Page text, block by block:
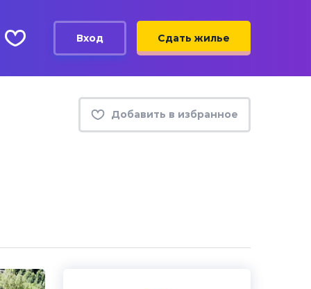
Вход Сдать жилье
Добавить в избранное